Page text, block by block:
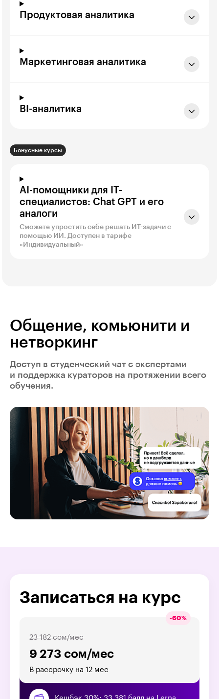
Продуктовая аналитика
Маркетинговая аналитика
BI-аналитика
Бонусные курсы
AI-помощники для IT-
специалистов: Chat GPT и его
аналоги
Сможете упростить себе решать ИТ-задачи с
помощью ИИ. Доступен в тарифе
«Индивидуальный»
Общение, комьюнити и
нетворкинг
Доступ в студенческий чат с экспертами
и поддержка кураторов на протяжении всего
обучения.
Записаться на курс
-60%
9 273 сом/мес
23 182 сом/мес
В рассрочку на 12 мес